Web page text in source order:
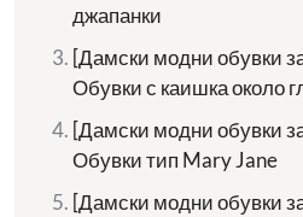
джапанки
[Дамски модни обувки
Обувки с каишка около
[Дамски модни обувки
Обувки тип Mary Jane
[Дамски модни обувки